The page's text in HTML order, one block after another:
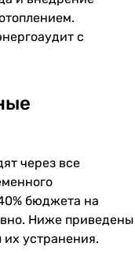
с
через все
бюджета на
Ниже приведены
устранения.